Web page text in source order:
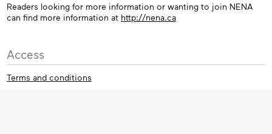
Readers looking for more information or wanting to join NENA
can find more information at http://nena.ca
Access
Terms and conditions